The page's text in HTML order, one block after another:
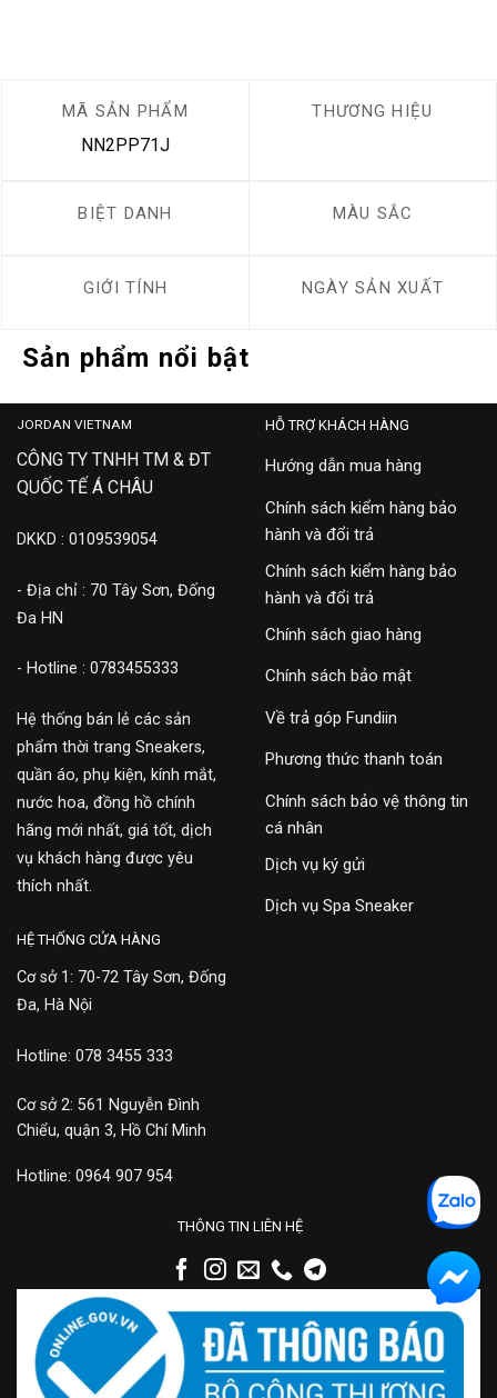
MÃ SẢN PHẨM
NN2PP71J
THƯƠNG HIỆU
BIỆT DANH MÀU SẮC
GIỚI TÍNH NGÀY SẢN XUẤT
Sản phẩm nổi bật
JORDAN VIETNAM
CÔNG TY TNHH TM & ĐT
QUỐC TẾ Á CHÂU
DKKD : 0109539054
- Địa chỉ : 70 Tây Sơn, Đống
Đa HN
- Hotline : 0783455333
Hệ thống bán lẻ các sản
phẩm thời trang Sneakers,
quần áo, phụ kiện, kính mắt,
nước hoa, đồng hồ chính
hãng mới nhất, giá tốt, dịch
vụ khách hàng được yêu
thích nhất.
HỖ TRỢ KHÁCH HÀNG
Hướng dẫn mua hàng
Chính sách kiểm hàng bảo
hành và đổi trả
Chính sách kiểm hàng bảo
hành và đổi trả
Chính sách giao hàng
Chính sách bảo mật
Về trả góp Fundiin
Phương thức thanh toán
Chính sách bảo vệ thông tin
cá nhân
Dịch vụ ký gửi
Dịch vụ Spa Sneaker
HỆ THỐNG CỬA HÀNG
Cơ sở 1: 70-72 Tây Sơn, Đống
Đa, Hà Nội
Hotline: 078 3455 333
Cơ sở 2: 561 Nguyễn Đình
Chiểu, quận 3, Hồ Chí Minh
Hotline: 0964 907 954
THÔNG TIN LIÊN HỆ